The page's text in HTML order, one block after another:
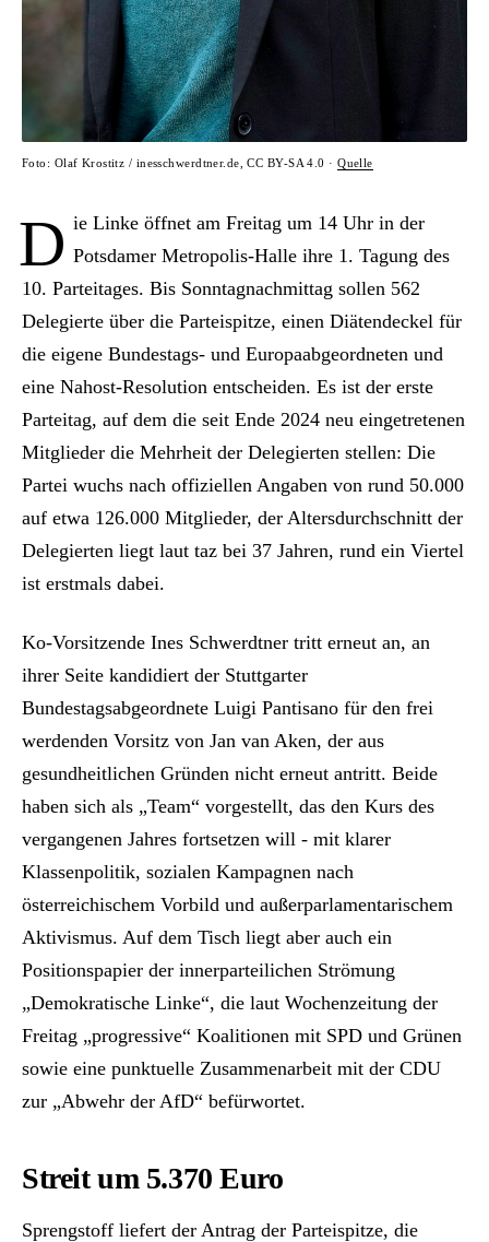
Foto: Olaf Krostitz / inesschwerdtner.de, CC BY-SA 4.0 ·Quelle
D ie Linke öffnet am Freitag um 14 Uhr in der
Potsdamer Metropolis-Halle ihre 1. Tagung des
10. Parteitages. Bis Sonntagnachmittag sollen 562
Delegierte über die Parteispitze, einen Diätendeckel für
die eigene Bundestags- und Europaabgeordneten und
eine Nahost-Resolution entscheiden. Es ist der erste
Parteitag, auf dem die seit Ende 2024 neu eingetretenen
Mitglieder die Mehrheit der Delegierten stellen: Die
Partei wuchs nach offiziellen Angaben von rund 50.000
auf etwa 126.000 Mitglieder, der Altersdurchschnitt der
Delegierten liegt laut taz bei 37 Jahren, rund ein Viertel
ist erstmals dabei.
Ko-Vorsitzende Ines Schwerdtner tritt erneut an, an
ihrer Seite kandidiert der Stuttgarter
Bundestagsabgeordnete Luigi Pantisano für den frei
werdenden Vorsitz von Jan van Aken, der aus
gesundheitlichen Gründen nicht erneut antritt. Beide
haben sich als „Team“ vorgestellt, das den Kurs des
vergangenen Jahres fortsetzen will - mit klarer
Klassenpolitik, sozialen Kampagnen nach
österreichischem Vorbild und außerparlamentarischem
Aktivismus. Auf dem Tisch liegt aber auch ein
Positionspapier der innerparteilichen Strömung
„Demokratische Linke“, die laut Wochenzeitung der
Freitag „progressive“ Koalitionen mit SPD und Grünen
sowie eine punktuelle Zusammenarbeit mit der CDU
zur „Abwehr der AfD“ befürwortet.
Streit um 5.370 Euro
Sprengstoff liefert der Antrag der Parteispitze, die